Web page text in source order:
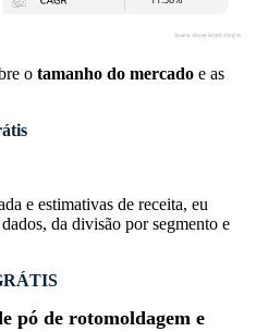
o tamanho do mercado e as
e estimativas de receita, eu
da divisão por segmento e
pó de rotomoldagem e